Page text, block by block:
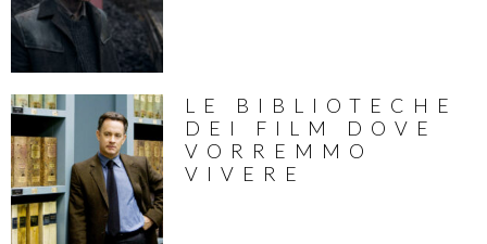
LE BIBLIOTECHE
DEI FILM DOVE
VORREMMO
VIVERE